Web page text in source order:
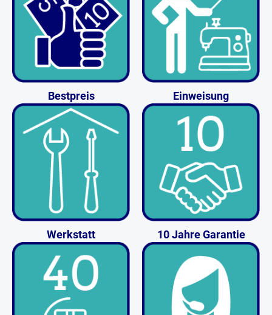
Bestpreis Einweisung
Werkstatt 10 Jahre Garantie